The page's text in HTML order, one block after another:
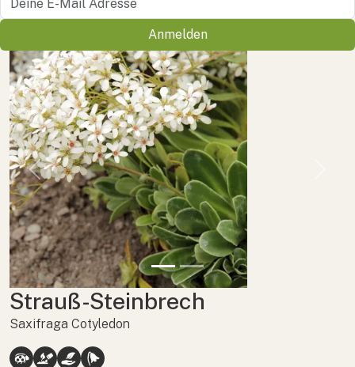
Anmelden
Previous
Strauß-Steinbrech
Saxifraga Cotyledon